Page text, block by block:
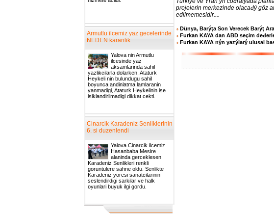
Armutlu ilcemiz yaz gecelerinde
NEDEN karanlik
Yalova nin Armutlu
ilcesinde yaz
aksamlarinda sahil
yazlikcilarla dolarken, Ataturk
Heykeli nin bulundugu sahil
boyunca andinlatma lamlaranin
yanmadigi, Ataturk Heykelinin ise
isiklandirilmadigi dikkat cekti.
Cinarcik Karadeniz Senliklerinin
6. si duzenlendi
Yalova Cinarcik ilcemiz
Hasanbaba Mesire
alaninda gerceklesen
Karadeniz Senlikleri renkli
goruntulere sahne oldu. Senlikte
Karadeniz yoresi sanatcilarinin
seslendirdigi sarkilar ve halk
oyunlari buyuk ilgi gordu.
projelerin merkezinde olacađý göz
edilmemesidir....
Dünya, Barýţa Son Verecek Barýţ
Furkan KAYA dan ABD seçim
Furkan KAYA nýn yazýlarý ulusal